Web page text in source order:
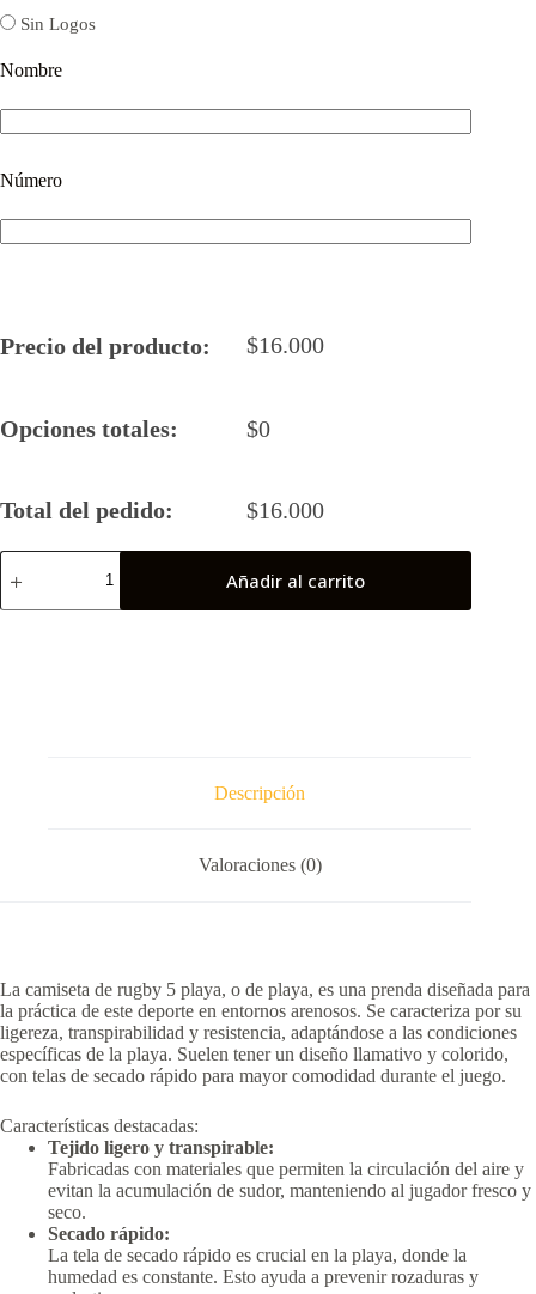
Sin Logos
Nombre
Número
Precio del producto: $16.000
Opciones totales: $0
Total del pedido: $16.000
Camiseta
Rugby
Añadir al carrito
Descripción
Valoraciones (0)
La camiseta de rugby 5 playa, o de playa, es una prenda diseñada para
la práctica de este deporte en entornos arenosos. Se caracteriza por su
ligereza, transpirabilidad y resistencia, adaptándose a las condiciones
específicas de la playa. Suelen tener un diseño llamativo y colorido,
con telas de secado rápido para mayor comodidad durante el juego.
Características destacadas:
Tejido ligero y transpirable:
Fabricadas con materiales que permiten la circulación del aire y
evitan la acumulación de sudor, manteniendo al jugador fresco y
seco.
Secado rápido:
La tela de secado rápido es crucial en la playa, donde la
humedad es constante. Esto ayuda a prevenir rozaduras y